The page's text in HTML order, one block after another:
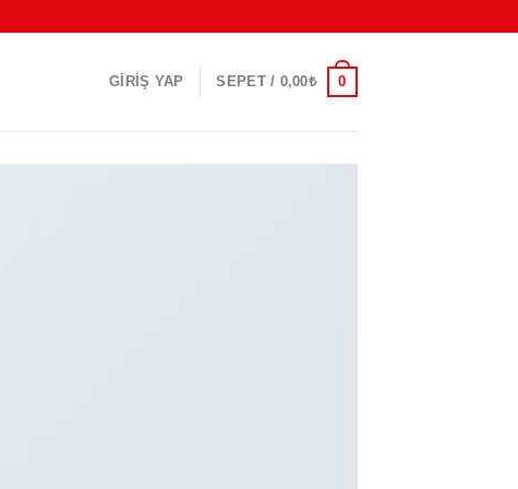
GIRIŞ YAP SEPET / 0,00₺ 0